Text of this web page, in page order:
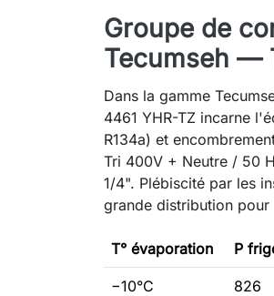
Groupe de
Tecumseh —
Dans la gamme
4461 YHR-TZ incarne
R134a) et
Tri 400V + Neutre / 50
1/4". Plébiscité par les
grande distribution pour
T° évaporation P
−10°C 826